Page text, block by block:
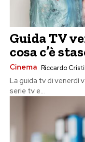
Guida TV
cosa c’è
Cinema Riccardo
La guida tv di venerdì
serie tv e...